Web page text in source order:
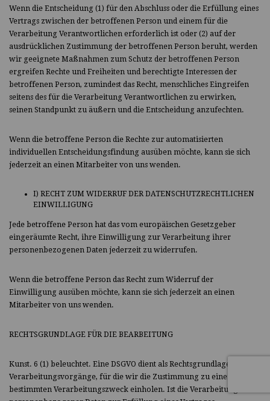
Wenn die Entscheidung (1) für den Abschluss oder die Erfüllung eines
Vertrags zwischen der betroffenen Person und einem für die
Verarbeitung Verantwortlichen erforderlich ist oder (2) auf der
ausdrücklichen Zustimmung der betroffenen Person beruht, werden
wir geeignete Maßnahmen zum Schutz der betroffenen Person
ergreifen Rechte und Freiheiten und berechtigte Interessen der
betroffenen Person, zumindest das Recht, menschliches Eingreifen
seitens des für die Verarbeitung Verantwortlichen zu erwirken,
seinen Standpunkt zu äußern und die Entscheidung anzufechten.
Wenn die betroffene Person die Rechte zur automatisierten
individuellen Entscheidungsfindung ausüben möchte, kann sie sich
jederzeit an einen Mitarbeiter von uns wenden.
I) RECHT ZUM WIDERRUF DER DATENSCHUTZRECHTLICHEN
EINWILLIGUNG
Jede betroffene Person hat das vom europäischen Gesetzgeber
eingeräumte Recht, ihre Einwilligung zur Verarbeitung ihrer
personenbezogenen Daten jederzeit zu widerrufen.
Wenn die betroffene Person das Recht zum Widerruf der
Einwilligung ausüben möchte, kann sie sich jederzeit an einen
Mitarbeiter von uns wenden.
RECHTSGRUNDLAGE FÜR DIE BEARBEITUNG
Kunst. 6 (1) beleuchtet. Eine DSGVO dient als Rechtsgrundlage für
Verarbeitungsvorgänge, für die wir die Zustimmung zu einem
bestimmten Verarbeitungszweck einholen. Ist die Verarbeitung